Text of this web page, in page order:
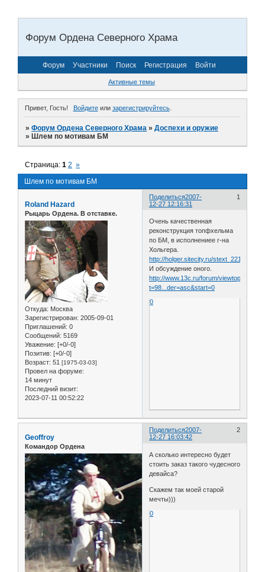
Форум Ордена Северного Храма
Форум Участники Поиск Регистрация Войти
Активные темы
Привет, Гость! Войдитеили зарегистрируйтесь.
»Форум Ордена Северного Храма »Доспехи и оружие
»Шлем по мотивам БМ
Шлем по мотивам БМ
Страница:1 2 »
Поделиться 1
2007-
12-27 12:16:31
Roland Hazard
Рыцарь Ордена. В отставке.
Откуда: Москва
Зарегистрирован: 2005-09-01
Приглашений: 0
Сообщений: 5169
Уважение: [+0/-0]
Позитив: [+0/-0]
Возраст: 51 [1975-03-03]
Провел на форуме:
14 минут
Последний визит:
2023-07-11 00:52:22
Очень качественная
реконструкция топфхельма
по БМ, в исполнениее г-на
Хольгера.
http://holger.sitecity.ru/
И обсуждение оного.
http://www.13c.ru/forum/viewtopic.php?
t=98...der=asc&start=0
0
Поделиться 2
2007-
12-27 16:03:42
Geoffroy
Командор Ордена
А сколько интересно будет
стоить заказ такого чудесного
девайса?
Скажем так моей старой
мечты)))
0